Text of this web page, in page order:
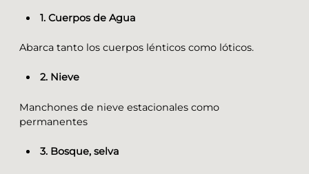
1. Cuerpos de Agua
Abarca tanto los cuerpos lénticos como lóticos.
2. Nieve
Manchones de nieve estacionales como
permanentes
3. Bosque, selva